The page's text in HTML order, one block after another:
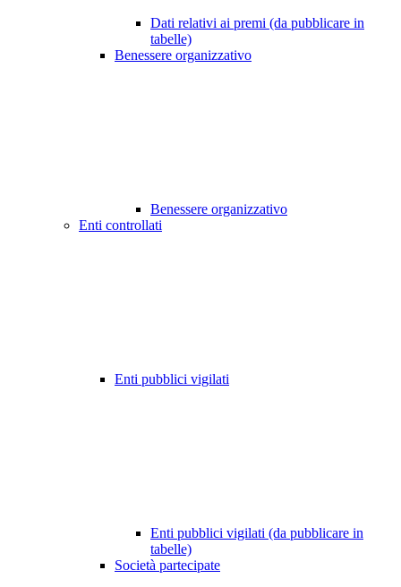
Dati relativi ai premi (da pubblicare in
tabelle)
Benessere organizzativo
Benessere organizzativo
Enti controllati
Enti pubblici vigilati
Enti pubblici vigilati (da pubblicare in
tabelle)
Società partecipate